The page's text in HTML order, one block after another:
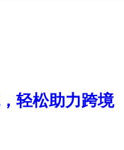
轻松助力跨境